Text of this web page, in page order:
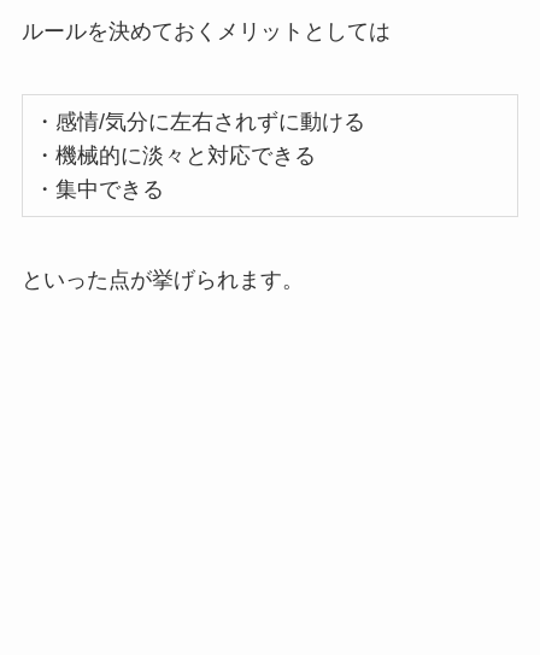
ルールを決めておくメリットとしては
・感情/気分に左右されずに動ける
・機械的に淡々と対応できる
・集中できる
といった点が挙げられます。